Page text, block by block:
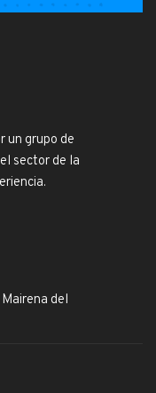
un grupo de
sector de la
del